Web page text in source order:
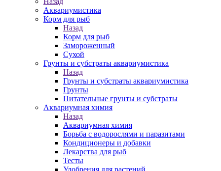
Аквариумистика
Корм для рыб
Назад
Корм для рыб
Замороженный
Сухой
Грунты и субстраты аквариумистика
Назад
Грунты и субстраты аквариумистика
Грунты
Питательные грунты и субстраты
Аквариумная химия
Назад
Аквариумная химия
Борьба с водорослями и паразитами
Кондиционеры и добавки
Лекарства для рыб
Тесты
Удобрения для растений